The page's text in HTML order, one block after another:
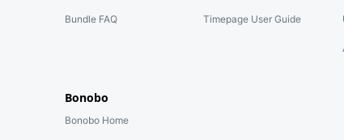
Bundle FAQ Timepage User Guide
Bonobo
Bonobo Home